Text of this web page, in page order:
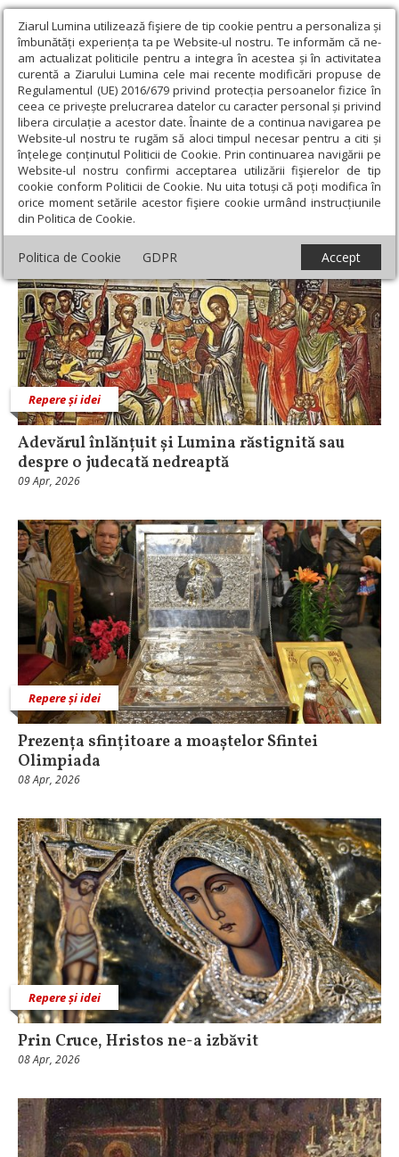
Ziarul Lumina utilizează fişiere de tip cookie pentru a personaliza și
îmbunătăți experiența ta pe Website-ul nostru. Te informăm că ne-
am actualizat politicile pentru a integra în acestea și în activitatea
curentă a Ziarului Lumina cele mai recente modificări propuse de
Regulamentul (UE) 2016/679 privind protecția persoanelor fizice în
ceea ce privește prelucrarea datelor cu caracter personal și privind
libera circulație a acestor date. Înainte de a continua navigarea pe
Website-ul nostru te rugăm să aloci timpul necesar pentru a citi și
înțelege conținutul Politicii de Cookie. Prin continuarea navigării pe
Website-ul nostru confirmi acceptarea utilizării fişierelor de tip
cookie conform Politicii de Cookie. Nu uita totuși că poți modifica în
orice moment setările acestor fişiere cookie urmând instrucțiunile
din Politica de Cookie.
Politica de Cookie GDPR Accept
Ziarul Lumina › Opinii › Repere și idei
Repere și idei
Repere și idei
Adevărul înlănțuit și Lumina răstignită sau
despre o judecată nedreaptă
09 Apr, 2026
Repere și idei
Prezența sfințitoare a moaștelor Sfintei
Olimpiada
08 Apr, 2026
Repere și idei
Prin Cruce, Hristos ne-a izbăvit
08 Apr, 2026